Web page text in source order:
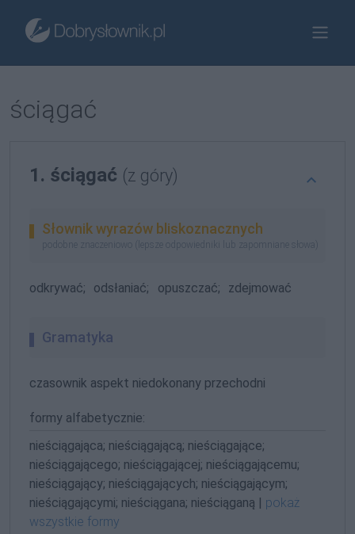
ściągać
1. ściągać (z góry)
Słownik wyrazów bliskoznacznych
podobne znaczeniowo (lepsze odpowiedniki lub zapomniane słowa)
odkrywać; odsłaniać; opuszczać; zdejmować
Gramatyka
czasownik aspekt niedokonany przechodni
formy alfabetycznie:
nieściągająca; nieściągającą; nieściągające;
nieściągającego; nieściągającej; nieściągającemu;
nieściągający; nieściągających; nieściągającym;
nieściągającymi; nieściągana; nieściąganą | pokaż
wszystkie formy